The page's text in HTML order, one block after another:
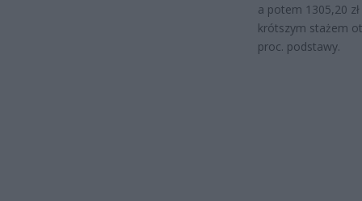
a potem 1305,20
krótszym stażem
proc. podstawy.